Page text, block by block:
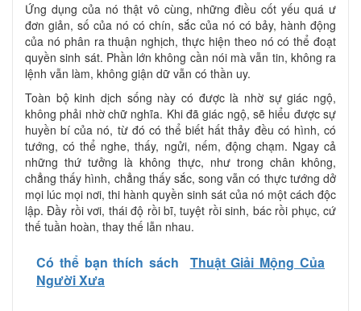
Ứng dụng của nó thật vô cùng, những điều cốt yếu quá ư
đơn giản, số của nó có chín, sắc của nó có bảy, hành động
của nó phân ra thuận nghịch, thực hiện theo nó có thể đoạt
quyền sinh sát. Phần lớn không cần nói mà vẫn tin, không ra
lệnh vẫn làm, không giận dữ vẫn có thần uy.
Toàn bộ kinh dịch sống này có được là nhờ sự giác ngộ,
không phải nhờ chữ nghĩa. Khi đã giác ngộ, sẽ hiểu được sự
huyền bí của nó, từ đó có thể biết hất thảy đều có hình, có
tướng, có thể nghe, thấy, ngửi, nếm, động chạm. Ngay cả
những thứ tưởng là không thực, như trong chân không,
chẳng thấy hình, chẳng thấy sắc, song vẫn có thực tướng dở
mọi lúc mọi nơi, thi hành quyền sinh sát của nó một cách độc
lập. Đầy rồi vơi, thái độ rồi bĩ, tuyệt rồi sinh, bác rồi phục, cứ
thế tuần hoàn, thay thế lẫn nhau.
Có thể bạn thích sách
Thuật Giải Mộng Của
Người Xưa